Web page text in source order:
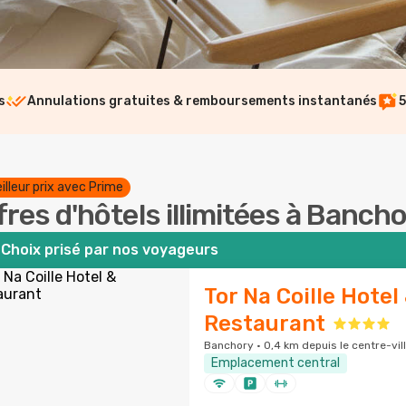
Annulations gratuites & remboursements instantanés
prix avec Prime
d'hôtels illimitées à
Choix prisé par nos voyageurs
Tor Na Coille Hotel
Restaurant
Banchory · 0,4 km depuis le centre-
Emplacement central